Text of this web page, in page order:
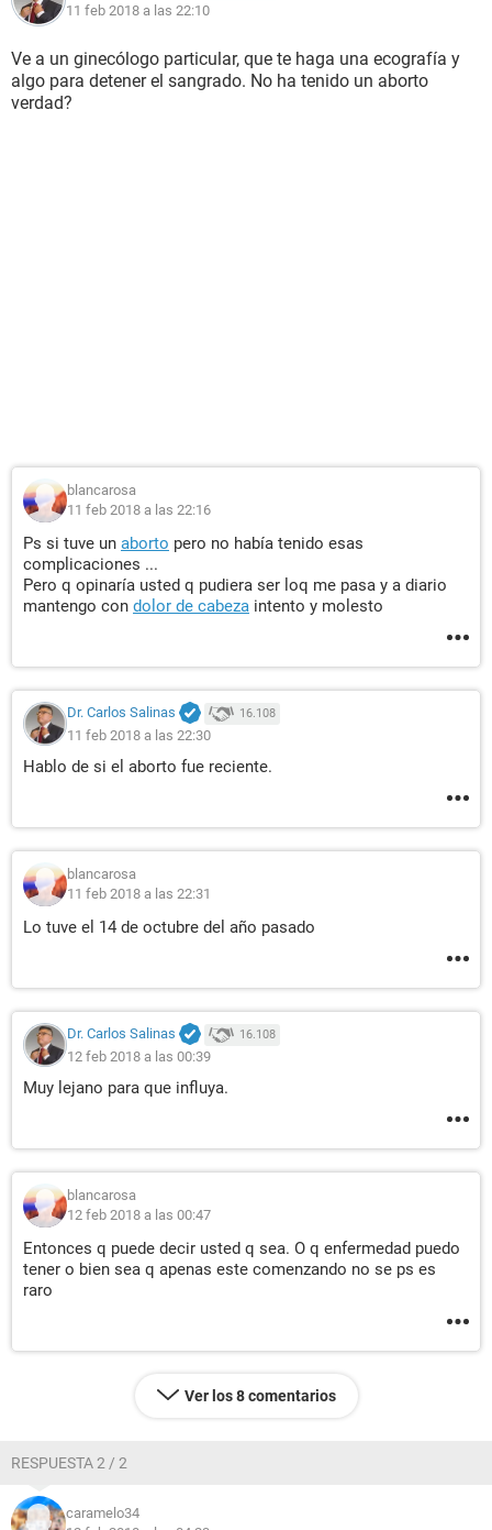
11 feb 2018 a las 22:10
Ve a un ginecólogo particular, que te haga una ecografía y
algo para detener el sangrado. No ha tenido un aborto
verdad?
blancarosa
11 feb 2018 a las 22:16
Ps si tuve un aborto pero no había tenido esas
complicaciones ...
Pero q opinaría usted q pudiera ser loq me pasa y a diario
mantengo con dolor de cabeza intento y molesto
Dr. Carlos Salinas 16.108
11 feb 2018 a las 22:30
Hablo de si el aborto fue reciente.
blancarosa
11 feb 2018 a las 22:31
Lo tuve el 14 de octubre del año pasado
Dr. Carlos Salinas 16.108
12 feb 2018 a las 00:39
Muy lejano para que influya.
blancarosa
12 feb 2018 a las 00:47
Entonces q puede decir usted q sea. O q enfermedad puedo
tener o bien sea q apenas este comenzando no se ps es
raro
Ver los 8 comentarios
RESPUESTA 2 / 2
caramelo34